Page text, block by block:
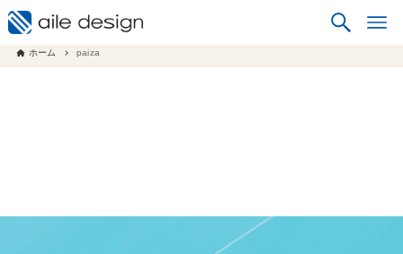
ホーム paiza